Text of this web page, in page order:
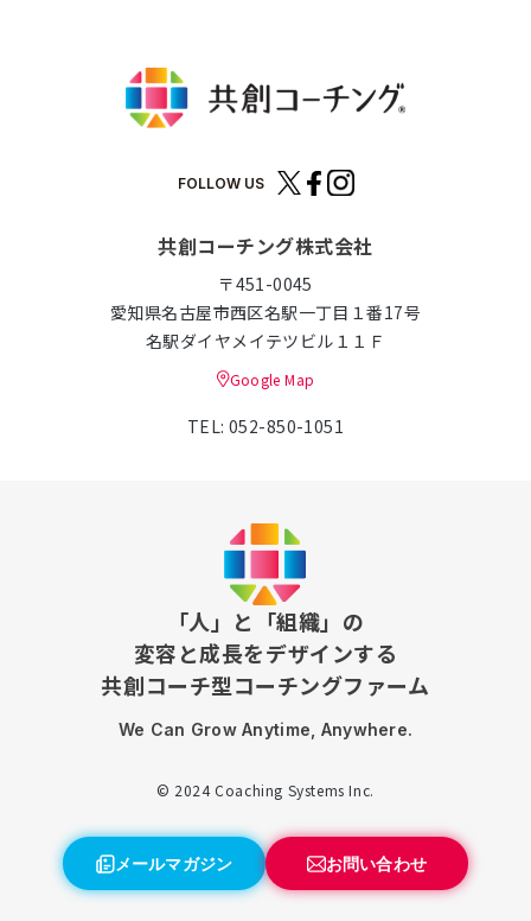
FOLLOW US
共創コーチング株式会社
〒451-0045
愛知県名古屋市西区名駅一丁目１番17号
名駅ダイヤメイテツビル１１Ｆ
Google Map
TEL: 052-850-1051
「人」と「組織」の
変容と成長をデザインする
共創コーチ型コーチングファーム
We Can Grow Anytime, Anywhere.
© 2024 Coaching Systems Inc.
メールマガジン お問い合わせ